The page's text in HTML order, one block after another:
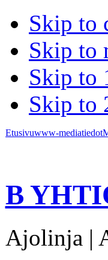
Skip to
Skip to
Skip to
Skip to
Etusivuwww-mediatiedot
B
Ajolinja |